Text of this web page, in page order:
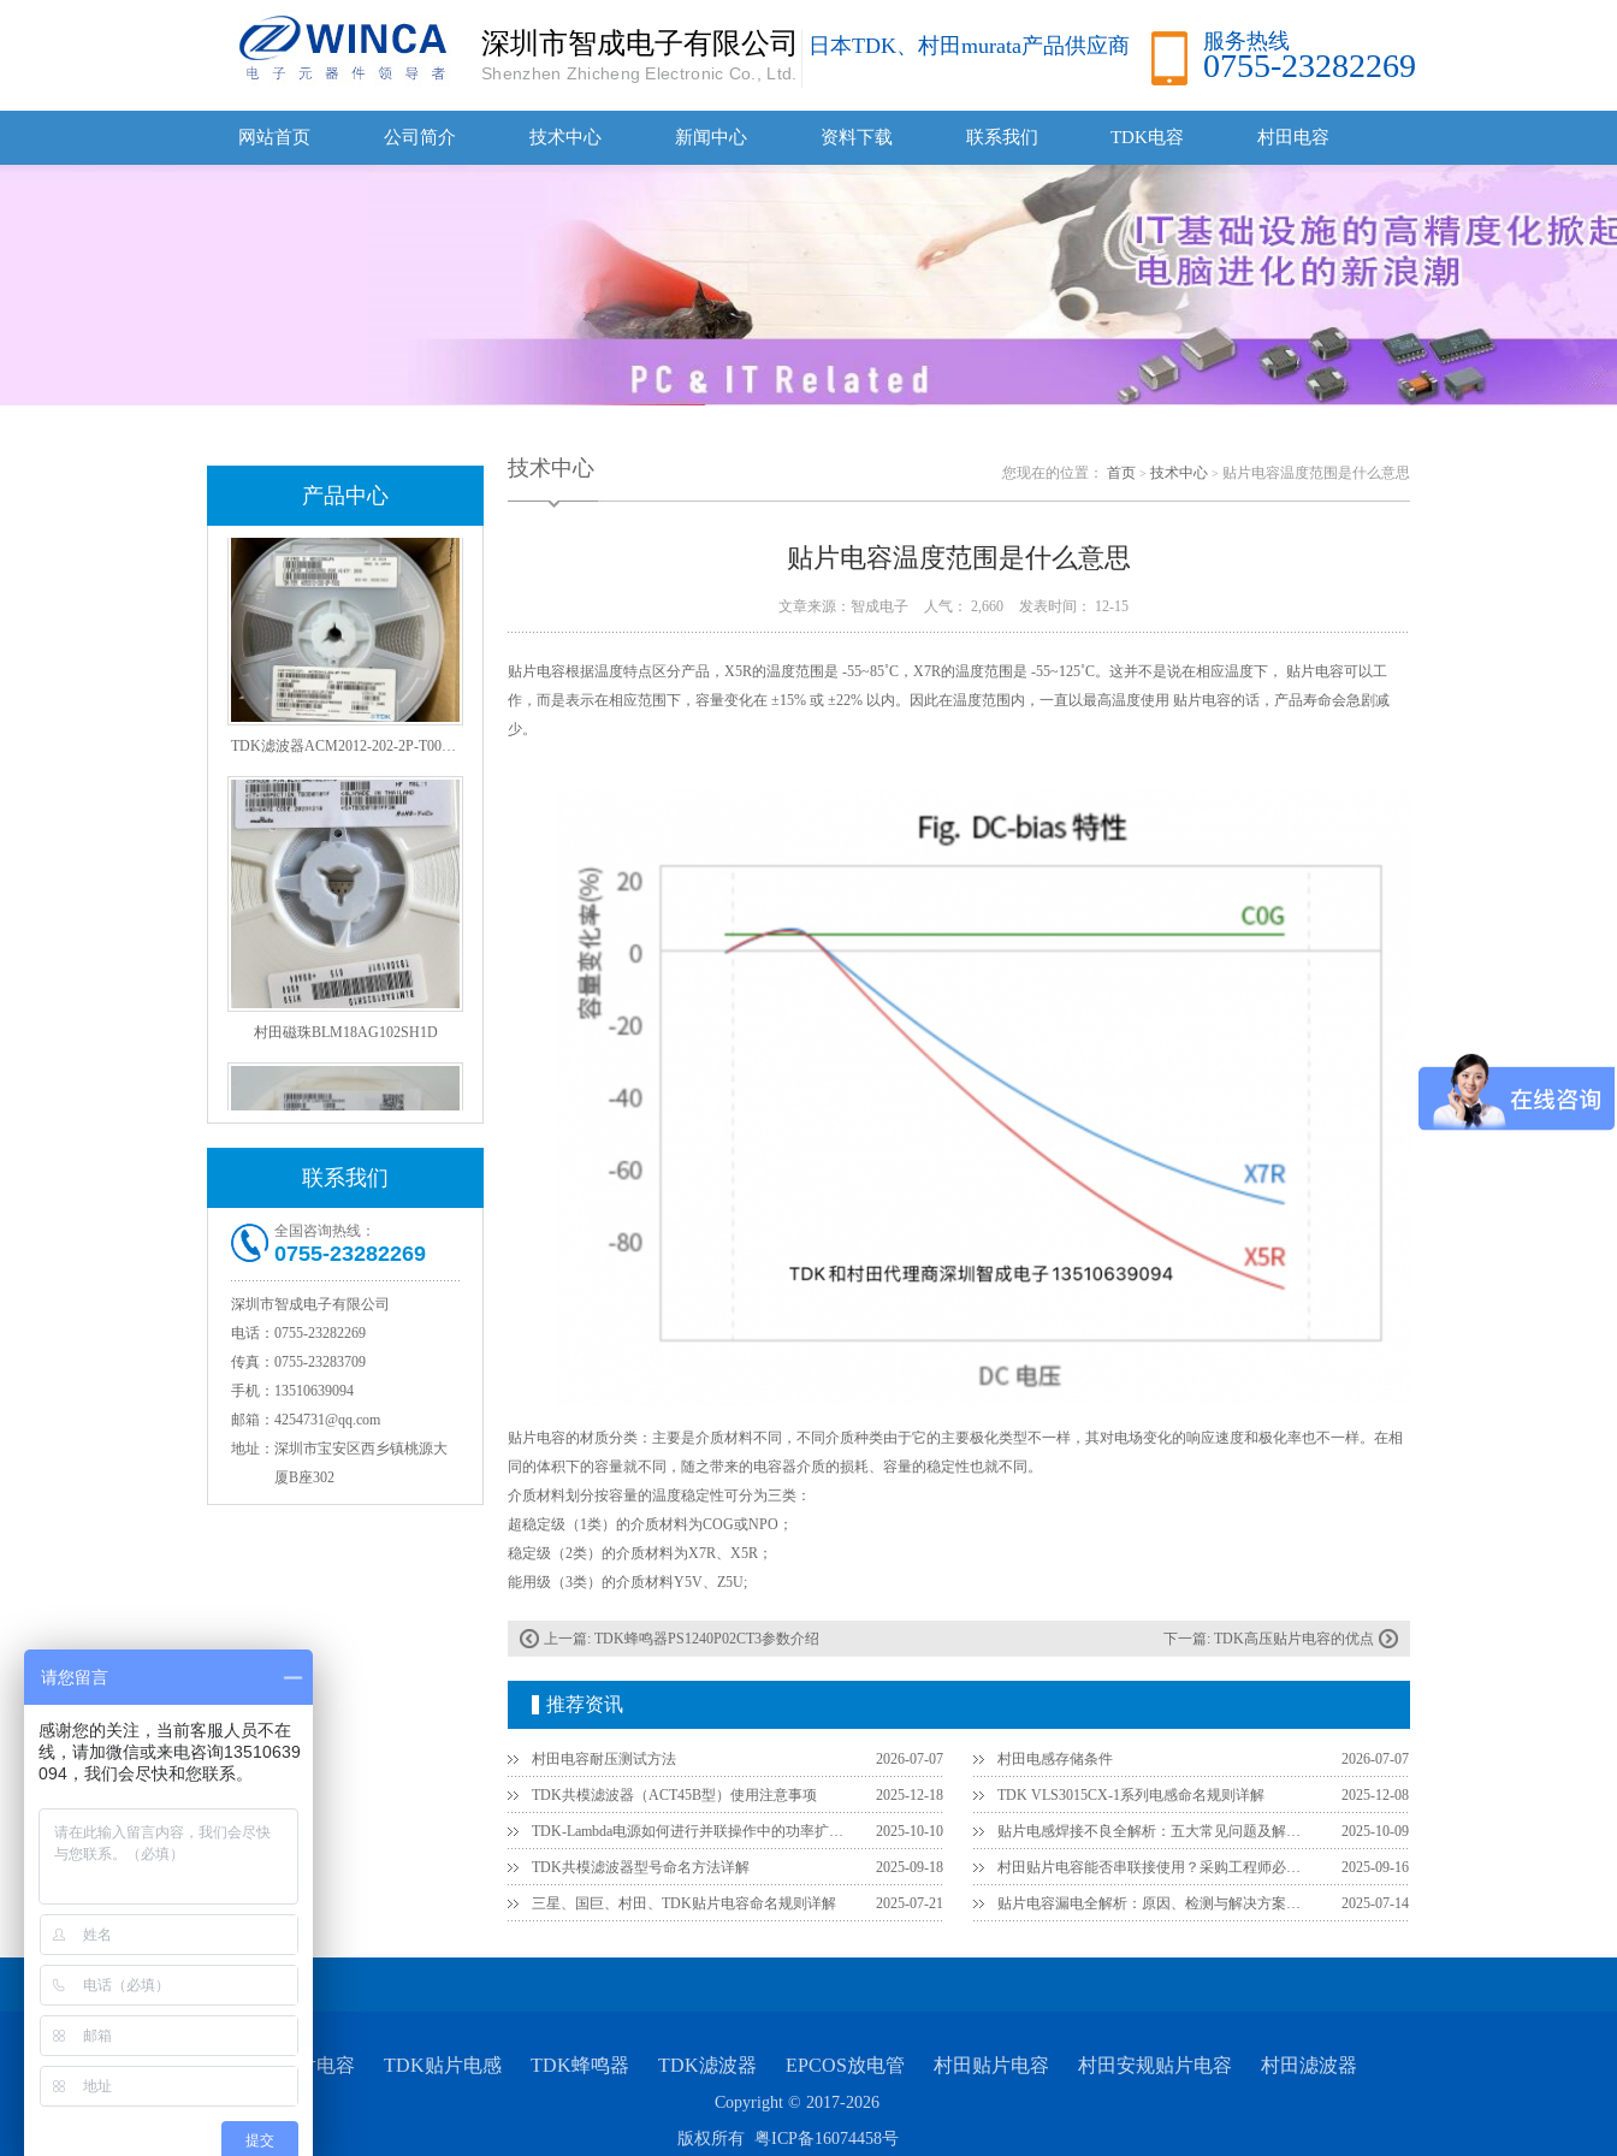
深圳市智成电子有限公司
Shenzhen Zhicheng Electronic Co., Ltd.
日本TDK、村田murata产品供应商 服务热线
0755-23282269
网站首页 公司简介 技术中心 新闻中心 资料下载 联系我们 TDK电容 村田电容
产品中心
TDK滤波器ACM2012-202-2P-T002参数
村田磁珠BLM18AG102SH1D
村田电感LQW18AN15NG00D
联系我们
全国咨询热线：
0755-23282269
深圳市智成电子有限公司
电话： 0755-23282269
传真： 0755-23283709
手机： 13510639094
邮箱： 4254731@qq.com
地址： 深圳市宝安区西乡镇桃源大
厦B座302
技术中心 您现在的位置： 首页 > 技术中心 > 贴片电容温度范围是什么意思
贴片电容温度范围是什么意思
文章来源：智成电子 人气： 2,660 发表时间： 12-15
贴片电容根据温度特点区分产品，X5R的温度范围是 -55~85˚C，X7R的温度范围是 -55~125˚C。这并不是说在相应温度下， 贴片电容可以工
作，而是表示在相应范围下，容量变化在 ±15% 或 ±22% 以内。因此在温度范围内，一直以最高温度使用 贴片电容的话，产品寿命会急剧减
少。
贴片电容的材质分类：主要是介质材料不同，不同介质种类由于它的主要极化类型不一样，其对电场变化的响应速度和极化率也不一样。在相
同的体积下的容量就不同，随之带来的电容器介质的损耗、容量的稳定性也就不同。
介质材料划分按容量的温度稳定性可分为三类：
超稳定级（1类）的介质材料为COG或NPO；
稳定级（2类）的介质材料为X7R、X5R；
能用级（3类）的介质材料Y5V、Z5U;
上一篇: TDK蜂鸣器PS1240P02CT3参数介绍 下一篇: TDK高压贴片电容的优点
推荐资讯
村田电容耐压测试方法 2026-07-07 村田电感存储条件 2026-07-07
TDK共模滤波器（ACT45B型）使用注意事项 2025-12-18 TDK VLS3015CX-1系列电感命名规则详解 2025-12-08
TDK-Lambda电源如何进行并联操作中的功率扩展？ 2025-10-10 贴片电感焊接不良全解析：五大常见问题及解决方案 2025-10-09
TDK共模滤波器型号命名方法详解 2025-09-18 村田贴片电容能否串联接使用？采购工程师必须掌握的关键要点 2025-09-16
三星、国巨、村田、TDK贴片电容命名规则详解 2025-07-21 贴片电容漏电全解析：原因、检测与解决方案（2025实战指南） 2025-07-14
TDK贴片电容 TDK贴片电感 TDK蜂鸣器 TDK滤波器 EPCOS放电管 村田贴片电容 村田安规贴片电容 村田滤波器
Copyright © 2017-2026
版权所有 粤ICP备16074458号
请您留言
感谢您的关注，当前客服人员不在
线，请加微信或来电咨询13510639
094，我们会尽快和您联系。
提交